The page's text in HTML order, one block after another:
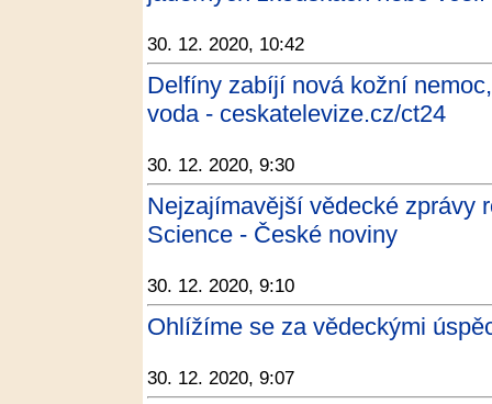
30. 12. 2020, 10:42
Delfíny zabíjí nová kožní
voda - ceskatelevize.cz/ct24
30. 12. 2020, 9:30
Nejzajímavější vědecké zprávy
Science - České noviny
30. 12. 2020, 9:10
Ohlížíme se za vědeckými
30. 12. 2020, 9:07